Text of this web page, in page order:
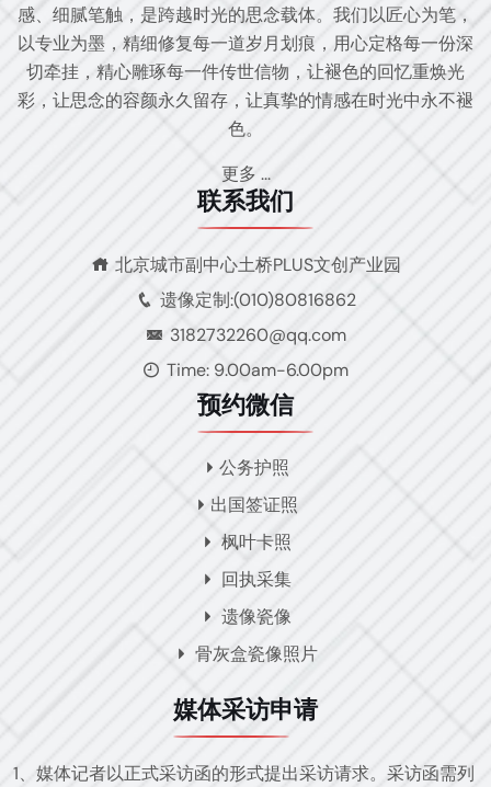
感、细腻笔触，是跨越时光的思念载体。我们以匠心为笔，
以专业为墨，精细修复每一道岁月划痕，用心定格每一份深
切牵挂，精心雕琢每一件传世信物，让褪色的回忆重焕光
彩，让思念的容颜永久留存，让真挚的情感在时光中永不褪
色。
更多 ...
联系我们
北京城市副中心土桥PLUS文创产业园
遗像定制:(010)80816862
3182732260@qq.com
Time: 9.00am-6.00pm
预约微信
公务护照
出国签证照
枫叶卡照
回执采集
遗像瓷像
骨灰盒瓷像照片
媒体采访申请
1、媒体记者以正式采访函的形式提出采访请求。采访函需列